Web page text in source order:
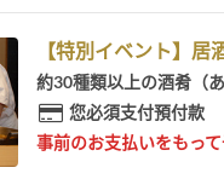
【特別イベント】居
約30種類以上の酒肴（
您必須支付預付款
事前のお支払いをもっ